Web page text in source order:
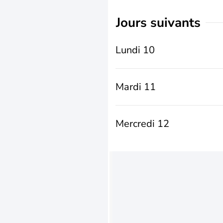
jours suivants
Lundi 10
Mardi 11
Mercredi 12